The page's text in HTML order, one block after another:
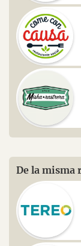
De la misma